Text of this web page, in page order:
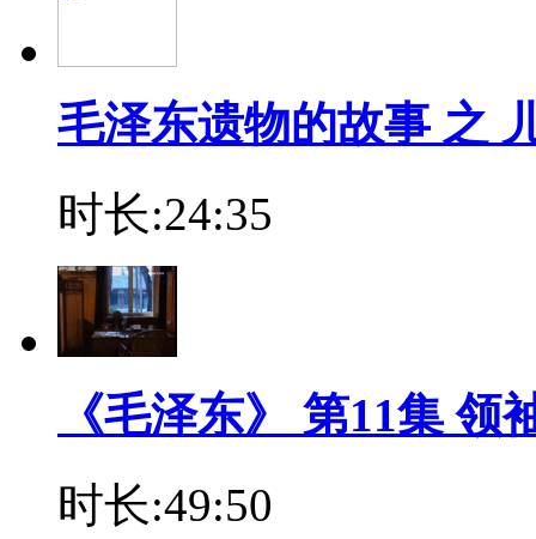
毛泽东遗物的故事 之
时长:24:35
《毛泽东》 第11集 领
时长:49:50